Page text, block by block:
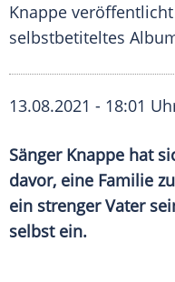
Knappe
selbstbetiteltes
13.08.2021 - 18:01
Sänger Knappe hat
davor, eine Familie
ein strenger Vater
selbst ein.